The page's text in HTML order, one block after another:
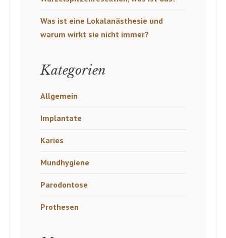
Was ist eine Lokalanästhesie und
warum wirkt sie nicht immer?
Kategorien
Allgemein
Implantate
Karies
Mundhygiene
Parodontose
Prothesen